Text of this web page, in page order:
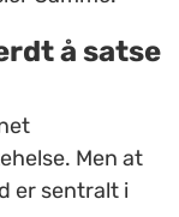
å satse
Men at
er sentralt i